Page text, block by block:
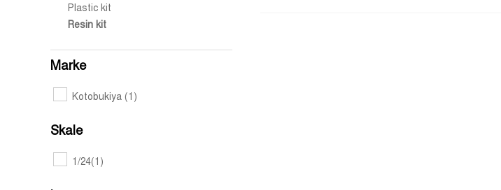
Plastic kit
Resin kit
Marke
Kotobukiya (1)
Skale
1/24(1)